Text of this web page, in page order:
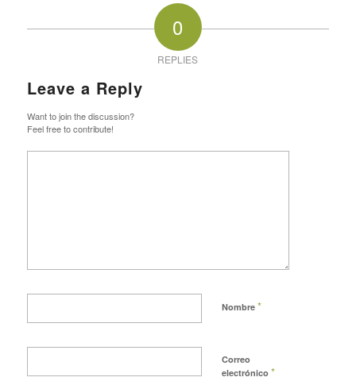
0
REPLIES
Leave a Reply
Want to join the discussion?
Feel free to contribute!
Nombre *
Correo
electrónico *